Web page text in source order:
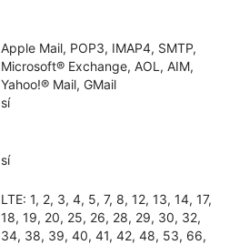
Apple Mail, POP3, IMAP4, SMTP,
Microsoft® Exchange, AOL, AIM,
Yahoo!® Mail, GMail
sí
sí
LTE: 1, 2, 3, 4, 5, 7, 8, 12, 13, 14, 17,
18, 19, 20, 25, 26, 28, 29, 30, 32,
34, 38, 39, 40, 41, 42, 48, 53, 66,